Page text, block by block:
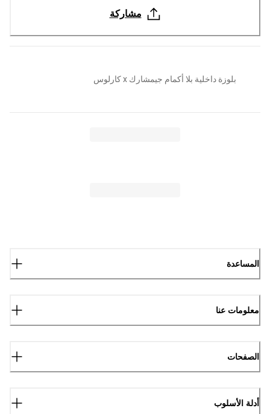
مشاركة
بلوزة داخلية بلا أكمام جيمشارك x كارلوس
المساعدة
معلومات عنا
الصفحات
أدلة الأسلوب